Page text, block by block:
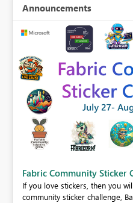
Announcements
Fabric Community Sticker
If you love stickers, then you
community sticker challenge,